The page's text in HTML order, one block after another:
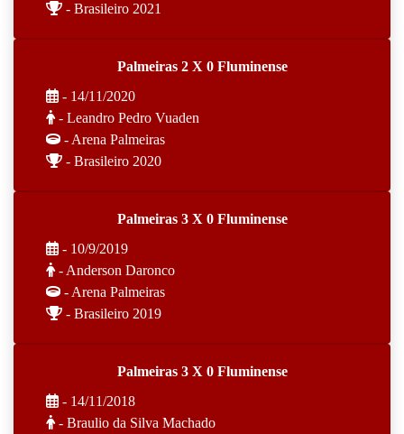
- Brasileiro 2021
Palmeiras 2 X 0 Fluminense
- 14/11/2020
- Leandro Pedro Vuaden
- Arena Palmeiras
- Brasileiro 2020
Palmeiras 3 X 0 Fluminense
- 10/9/2019
- Anderson Daronco
- Arena Palmeiras
- Brasileiro 2019
Palmeiras 3 X 0 Fluminense
- 14/11/2018
- Braulio da Silva Machado